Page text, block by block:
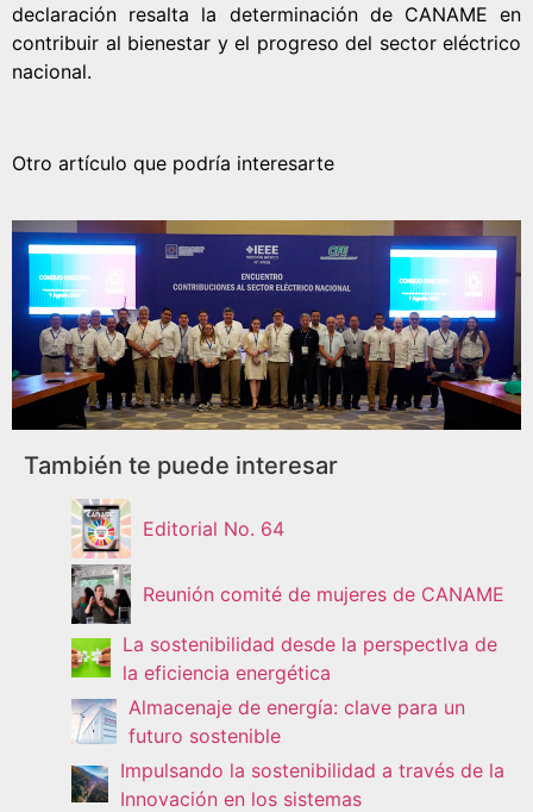
declaración resalta la determinación de CANAME en
contribuir al bienestar y el progreso del sector eléctrico
nacional.
Otro artículo que podría interesarte
También te puede interesar
Editorial No. 64
Reunión comité de mujeres de CANAME
La sostenibilidad desde la perspectIva de
la eficiencia energética
Almacenaje de energía: clave para un
futuro sostenible
Impulsando la sostenibilidad a través de la
Innovación en los sistemas